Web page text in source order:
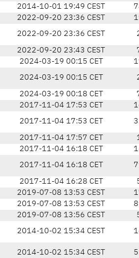
2014-10-01 19:49 CEST
2022-09-20 23:36 CEST
2022-09-20 23:36 CEST
2022-09-20 23:43 CEST
2024-03-19 00:15 CET
2024-03-19 00:15 CET
2024-03-19 00:18 CET
2017-11-04 17:53 CET
2017-11-04 17:53 CET
2017-11-04 17:57 CET
2017-11-04 16:18 CET
2017-11-04 16:18 CET
2017-11-04 16:28 CET
2019-07-08 13:53 CEST
2019-07-08 13:53 CEST
2019-07-08 13:56 CEST
2014-10-02 15:34 CEST
2014-10-02 15:34 CEST